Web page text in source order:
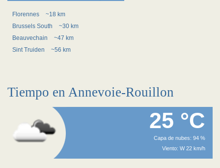
Florennes
~18 km
Brussels South
~30 km
Beauvechain
~47 km
Sint Truiden
~56 km
Tiempo en Annevoie-Rouillon
25 °C
Capa de nubes: 94 %
Viento: W 22 km/h